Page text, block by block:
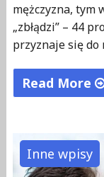
mężczyzna, tym
„zbłądzi” – 44
przyznaje się
Read More
dziesięciu
mężczyzn
Inne wpisy